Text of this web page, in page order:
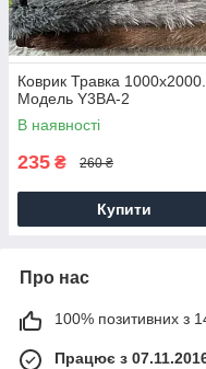
Коврик Травка 1000х2000.
Модель Y3BA-2
В наявності
235 ₴ 260 ₴
Купити
Про нас
100% позитивних з 14
Працює з